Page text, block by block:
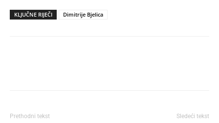
KLJUČNE RIJEČI Dimitrije Bjelica
Prethodni tekst Sledeći tekst